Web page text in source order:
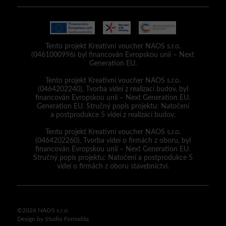
Tento projekt Kreativní voucher NAOS s.r.o.
(0461000996) byl financován Evropskou unií – Next
Generation EU.
Tento projekt Kreativní voucher NAOS s.r.o.
(0464202240), Tvorba videí z realizací budov, byl
financován Evropskou unií – Next Generation EU.
Generation EU. Stručný popis projektu: Natočení
a postprodukce 5 videí z realizací budov.
Tento projekt Kreativní voucher NAOS s.r.o.
(0464202260), Tvorba videí o firmách z oboru, byl
financován Evropskou unií – Next Generation EU.
Stručný popis projektu: Natočení a postprodukce 5
videí o firmách z oboru stavebnictví.
©2026 NAOS s.r.o.
Design by Studio Formelita